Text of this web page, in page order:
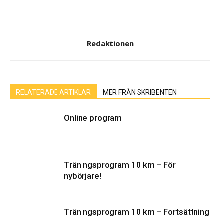
Redaktionen
RELATERADE ARTIKLAR MER FRÅN SKRIBENTEN
Online program
Träningsprogram 10 km – För
nybörjare!
Träningsprogram 10 km – Fortsättning